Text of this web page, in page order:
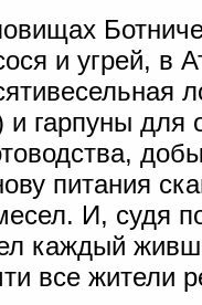
и угрей, в
и гарпуны для
питания
И, судя
каждый
все жители